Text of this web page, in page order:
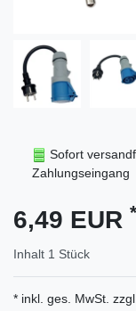
Sofort
Zahlungseingang
6,49 EUR *
Inhalt 1 Stück
* inkl. ges. MwSt. zzgl.